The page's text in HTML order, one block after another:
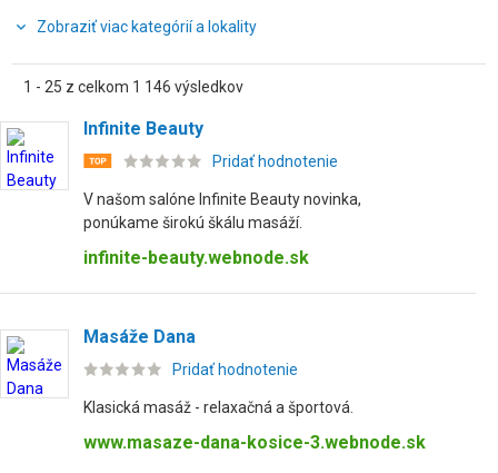
Zobraziť viac kategórií a lokality
1 - 25 z celkom 1 146 výsledkov
Infinite Beauty
Pridať hodnotenie
V našom salóne Infinite Beauty novinka,
ponúkame širokú škálu masáží.
infinite-beauty.webnode.sk
Masáže Dana
Pridať hodnotenie
Klasická masáž - relaxačná a športová.
www.masaze-dana-kosice-3.webnode.sk